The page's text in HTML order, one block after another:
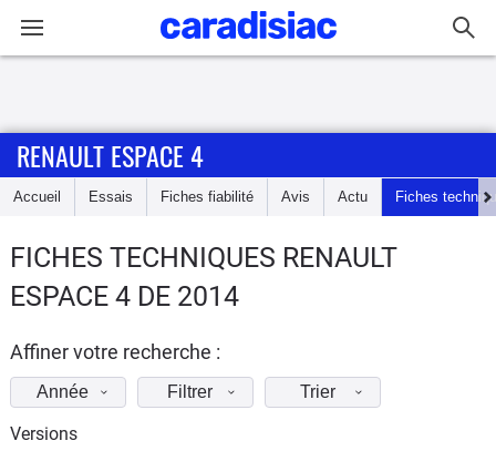
Accueil
Essais
d'achat
Electriques
RENAULT ESPACE 4
Accueil Essais Fiches fiabilité Avis Actu Fiches
FICHES TECHNIQUES RENAULT
ESPACE 4 DE 2014
Affiner votre recherche :
Année Filtrer Trier
Versions